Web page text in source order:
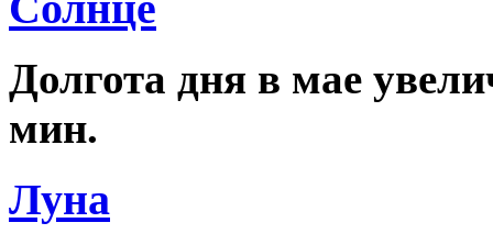
Долгота дня в мае
мин.
Луна